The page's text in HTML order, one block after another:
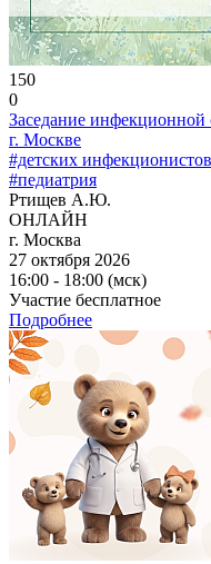
150
0
Заседание инфекционной
г. Москве
#детских инфекционистов
#педиатрия
Ртищев А.Ю.
ОНЛАЙН
г. Москва
27 октября 2026
16:00 - 18:00 (мск)
Участие бесплатное
Подробнее